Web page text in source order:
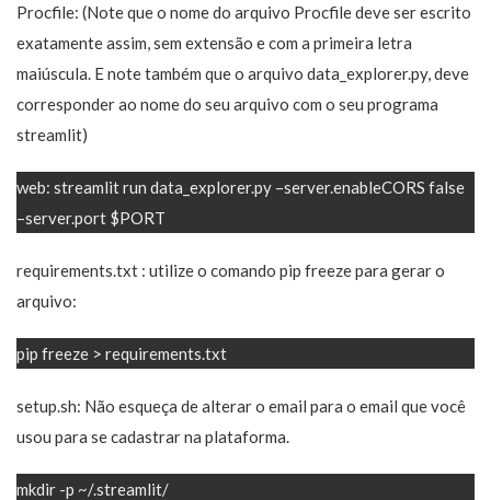
Procfile: (Note que o nome do arquivo Procfile deve ser escrito
exatamente assim, sem extensão e com a primeira letra
maiúscula. E note também que o arquivo data_explorer.py, deve
corresponder ao nome do seu arquivo com o seu programa
streamlit)
web: streamlit run data_explorer.py –server.enableCORS false
–server.port $PORT
requirements.txt : utilize o comando pip freeze para gerar o
arquivo:
pip freeze > requirements.txt
setup.sh: Não esqueça de alterar o email para o email que você
usou para se cadastrar na plataforma.
mkdir -p ~/.streamlit/